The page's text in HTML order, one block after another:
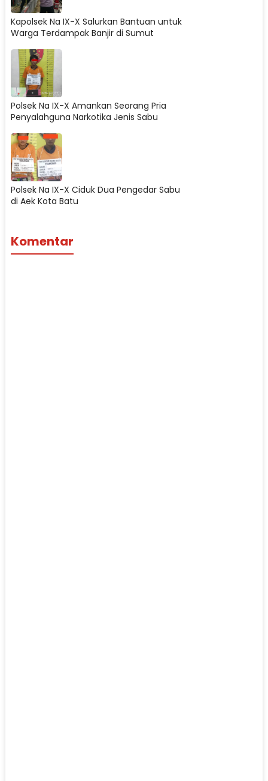
Kapolsek Na IX-X Salurkan Bantuan untuk
Warga Terdampak Banjir di Sumut
Polsek Na IX-X Amankan Seorang Pria
Penyalahguna Narkotika Jenis Sabu
Polsek Na IX-X Ciduk Dua Pengedar Sabu
di Aek Kota Batu
Komentar